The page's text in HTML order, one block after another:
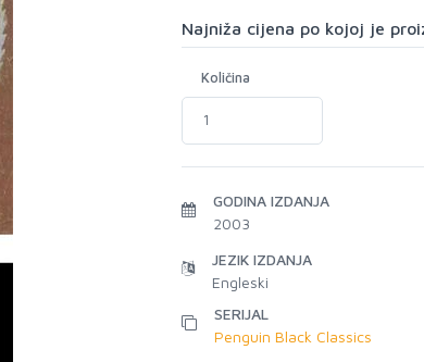
Najniža cijena po kojoj je
Količina
GODINA IZDANJA
2003
JEZIK IZDANJA
Engleski
SERIJAL
Penguin Black Classics